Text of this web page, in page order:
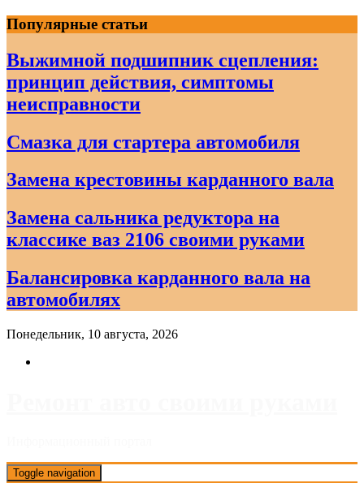
Skip
to
content
Популярные статьи
Выжимной подшипник сцепления:
принцип действия, симптомы
неисправности
Смазка для стартера автомобиля
Замена крестовины карданного вала
Замена сальника редуктора на
классике ваз 2106 своими руками
Балансировка карданного вала на
автомобилях
Понедельник, 10 августа, 2026
Toggle navigation